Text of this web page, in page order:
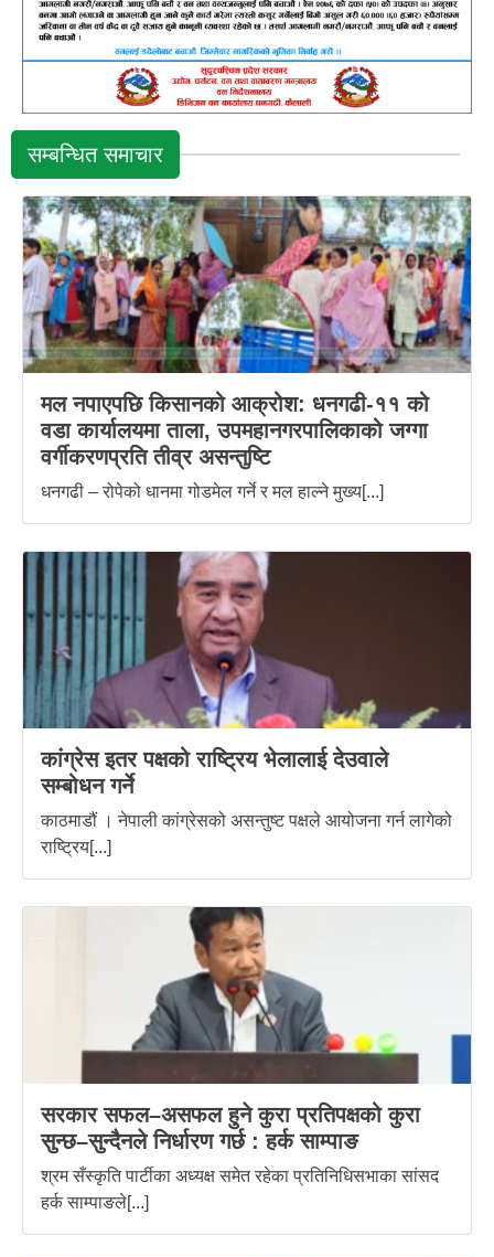
सम्बन्धित समाचार
मल नपाएपछि किसानको आक्रोश: धनगढी-११ को
वडा कार्यालयमा ताला, उपमहानगरपालिकाको जग्गा
वर्गीकरणप्रति तीव्र असन्तुष्टि
धनगढी – रोपेको धानमा गोडमेल गर्ने र मल हाल्ने मुख्य[...]
कांग्रेस इतर पक्षको राष्ट्रिय भेलालाई देउवाले
सम्बोधन गर्ने
काठमाडौं । नेपाली कांग्रेसको असन्तुष्ट पक्षले आयोजना गर्न लागेको
राष्ट्रिय[...]
सरकार सफल–असफल हुने कुरा प्रतिपक्षको कुरा
सुन्छ–सुन्दैनले निर्धारण गर्छ : हर्क साम्पाङ
श्रम सँस्कृति पार्टीका अध्यक्ष समेत रहेका प्रतिनिधिसभाका सांसद
हर्क साम्पाङले[...]